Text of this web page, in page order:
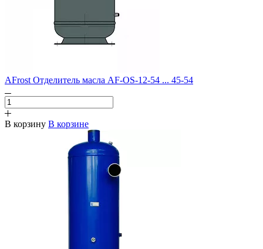
AFrost Отделитель масла AF-OS-12-54 ... 45-54
В корзину В корзине